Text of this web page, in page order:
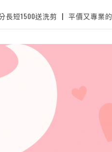
長短1500送洗剪 ┃ 平價又專業